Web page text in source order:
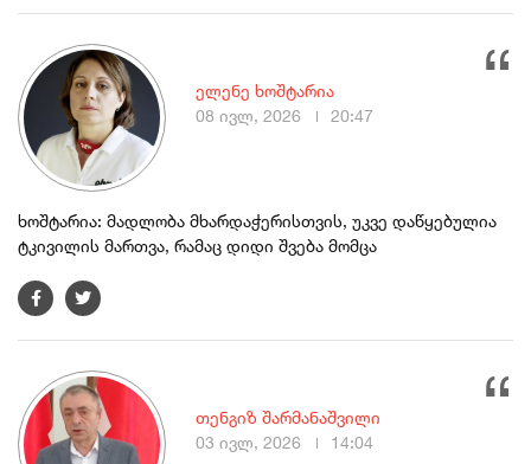
ხოშტარია: მადლობა მხარდაჭერისთვის, უკვე დაწყებულია
ტკივილის მართვა, რამაც დიდი შვება მომცა
ელენე ხოშტარია
08 ივლ, 2026
20:47
თენგიზ შარმანაშვილი
03 ივლ, 2026
14:04